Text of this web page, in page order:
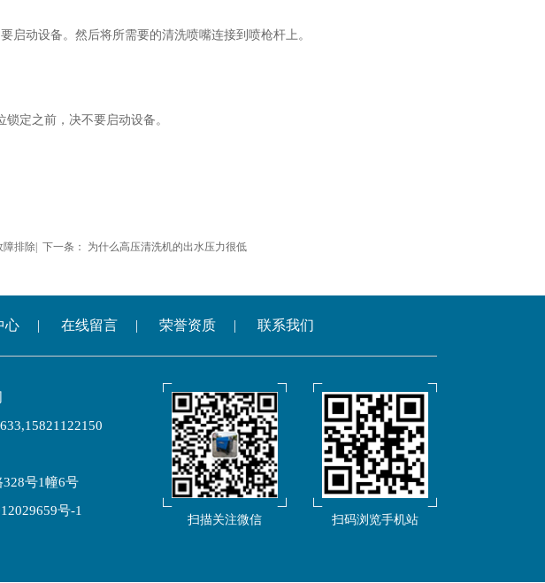
动设备。然后将所需要的清洗喷嘴连接到喷枪杆上。
定之前，决不要启动设备。
障排除| 下一条： 为什么高压清洗机的出水压力很低
心 | 在线留言 | 荣誉资质 | 联系我们
号1幢6号
号-1
扫描关注微信 扫码浏览手机站